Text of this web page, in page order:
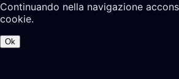
Continuando nella navigazione
cookie.
Ok